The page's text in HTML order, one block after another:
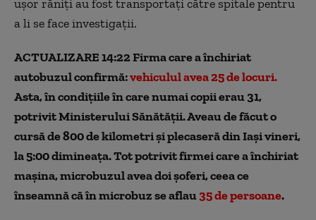
ușor răniți au fost transportați către spitale pentru
a li se face investigații.
ACTUALIZARE 14:22 Firma care a închiriat
autobuzul confirmă:vehiculul avea 25 de locuri.
Asta, în condițiile în care numai copii erau 31,
potrivit Ministerului Sănătății. Aveau de făcut o
cursă de 800 de kilometri și plecaseră din Iași vineri,
la 5:00 dimineața. Tot potrivit firmei care a închiriat
mașina, microbuzul avea doi șoferi, ceea ce
înseamnă că în microbuz se aflau35 de persoane.